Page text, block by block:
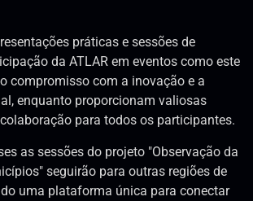
práticas e sessões de
da ATLAR em eventos como este
compromisso com a inovação e a
enquanto proporcionam valiosas
para todos os participantes.
as sessões do projeto "Observação da
seguirão para outras regiões de
uma plataforma única para conectar